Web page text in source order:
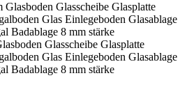
Glasscheibe Glasplatte
Glas Einlegeboden Glasablage
Badablage 8 mm stärke